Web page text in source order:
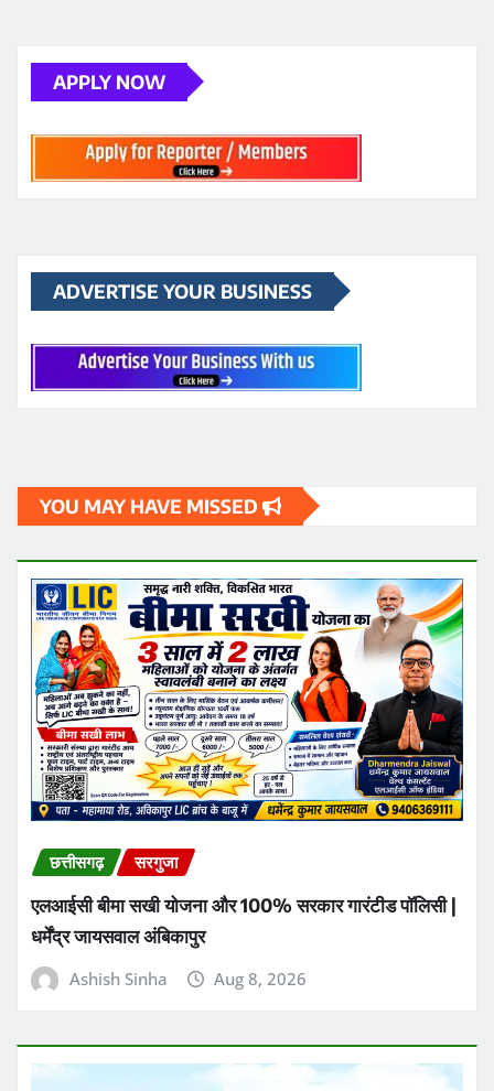
APPLY NOW
ADVERTISE YOUR BUSINESS
YOU MAY HAVE MISSED
छत्तीसगढ़ सरगुजा
एलआईसी बीमा सखी योजना और 100% सरकार गारंटीड पॉलिसी |
धर्मेंद्र जायसवाल अंबिकापुर
Ashish Sinha Aug 8, 2026